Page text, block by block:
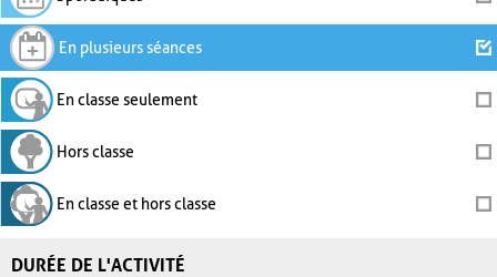
En plusieurs séances
En classe seulement
Hors classe
En classe et hors classe
DURÉE DE L'ACTIVITÉ